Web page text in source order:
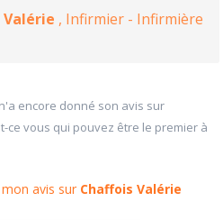
Valérie , Infirmier - Infirmière
encore donné son avis sur
ce vous qui pouvez être le premier à
avis sur Chaffois Valérie